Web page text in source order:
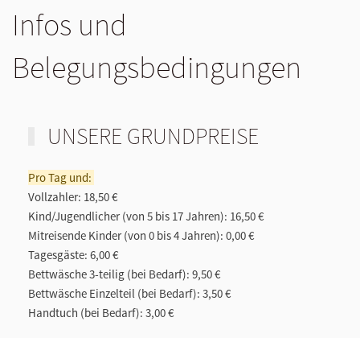
Infos und
Belegungsbedingungen
UNSERE GRUNDPREISE
Pro Tag und:
Vollzahler: 18,50 €
Kind/Jugendlicher (von 5 bis 17 Jahren): 16,50 €
Mitreisende Kinder (von 0 bis 4 Jahren): 0,00 €
Tagesgäste: 6,00 €
Bettwäsche 3-teilig (bei Bedarf): 9,50 €
Bettwäsche Einzelteil (bei Bedarf): 3,50 €
Handtuch (bei Bedarf): 3,00 €